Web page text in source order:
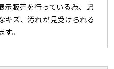
示販売を行っている為、記
キズ、汚れが見受けられる
。